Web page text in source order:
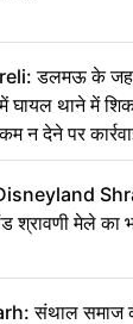
डलमऊ के
थाने में
न देने पर
श्रावणी मेले का
संथाल समाज